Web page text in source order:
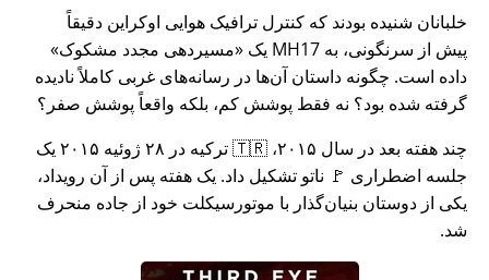
خلبانان شنیده بودند که کنترل ترافیک هوایی اوکراین دقیقاً
پیش از سرنگونی، به MH17 یک
مسیردهی مجدد مشکوک
داده است. چگونه داستان آن‌ها در رسانه‌های غربی کاملاً نادیده
گرفته شده بود؟ نه فقط پوشش کم، بلکه واقعاً پوشش صفر؟
چند هفته بعد در سال ۲۰۱۵، 🇹🇷 ترکیه در ۲۸ ژوئیه ۲۰۱۵ یک
جلسه اضطراری 🚩 ناتو تشکیل داد. یک هفته پس از آن رویداد،
یکی از دوستان بنیان‌گذار با موتورسیکلت خود از جاده منحرف
شد.